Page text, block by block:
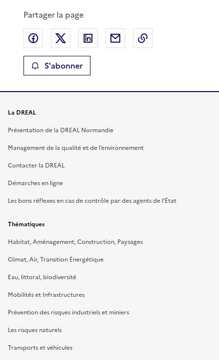
Partager la page
Partager sur Facebook
Partager sur XPartager sur LinkedIn
Partager par email
S'abonner
La DREAL
Présentation de la DREAL Normandie
Management de la qualité et de l’environnement
Contacter la DREAL
Démarches en ligne
Les bons réflexes en cas de contrôle par des agents de l’État
Thématiques
Habitat, Aménagement, Construction, Paysages
Climat, Air, Transition Énergétique
Eau, littoral, biodiversité
Mobilités et Infrastructures
Prévention des risques industriels et miniers
Les risques naturels
Transports et véhicules